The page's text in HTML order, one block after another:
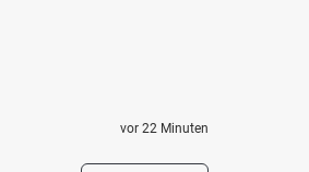
vor 22 Minuten